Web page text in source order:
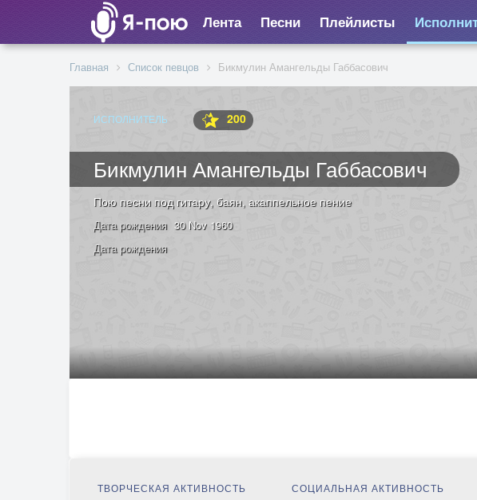
Лента Песни Плейлисты
Главная Список певцов Бикмулин Амангельды Габбасович
ИСПОЛНИТЕЛЬ 200
Бикмулин Амангельды Габбасович
Пою песни под гитару, баян, акаппельное пение
Дата рождения 30 Nov 1960
Дата рождения
ТВОРЧЕСКАЯ АКТИВНОСТЬ СОЦИАЛЬНАЯ АКТИВНОСТЬ